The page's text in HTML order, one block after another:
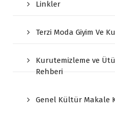
Linkler
Terzi Moda Giyim Ve
Kurutemizleme ve
Rehberi
Genel Kültür Makale